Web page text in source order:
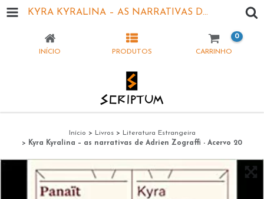
KYRA KYRALINA – AS NARRATIVAS DE ADRIEN ZOGRAFFI - ACERVO 20
INÍCIO PRODUTOS CARRINHO
0
Início > Livros > Literatura Estrangeira
> Kyra Kyralina – as narrativas de Adrien Zograffi - Acervo 20